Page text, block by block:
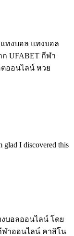
แทงบอล แทงบอล
UFABET กีฬา
ออนไลน์ หวย
glad I discovered this
งบอลออนไลน์ โดย
ฬาออนไลน์ คาสิโน